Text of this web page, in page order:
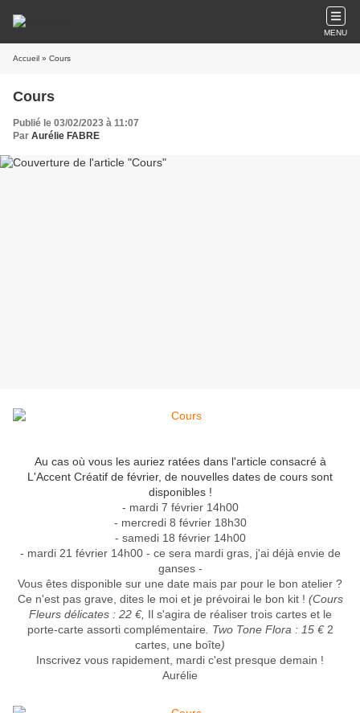
MENU
Accueil » Cours
Cours
Publié le 03/02/2023 à 11:07
Par Aurélie FABRE
Au cas où vous les auriez ratées dans l'article consacré à
L'Accent Créatif de février, de nouvelles dates de cours sont
disponibles !
- mardi 7 février 14h00
- mercredi 8 février 18h30
- samedi 18 février 14h00
- mardi 21 février 14h00 - ce sera mardi gras, j'ai déjà envie de
ganses -
Vous êtes disponible sur une date mais par pour le bon atelier ?
Ce n'est pas grave, dites le moi et je prévoirai le bon kit ! (Cours
Fleurs délicates : 22 €, Il s'agira de réaliser trois cartes et le
porte-carte assorti complémentaire . Two Tone Flora : 15 €2
cartes, une boîte)
Inscrivez vous rapidement, mardi c'est presque demain !
Aurélie